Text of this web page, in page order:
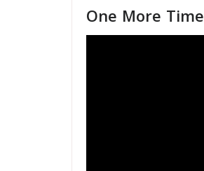
One More Time